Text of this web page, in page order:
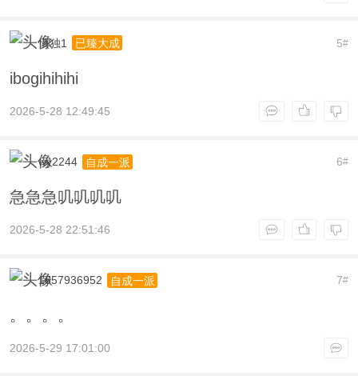
5#
慎独1 已臻大成
ibogihihihi
2026-5-28 12:49:45
6#
wy2244 自成一派
急急急叽叽叽叽
2026-5-28 22:51:46
7#
1657936952 自成一派
。。。。
2026-5-29 17:01:00